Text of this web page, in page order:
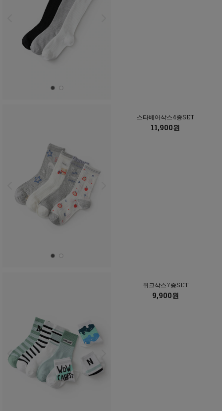
스타베어삭스4종SET
11,900원
위크삭스7종SET
9,900원